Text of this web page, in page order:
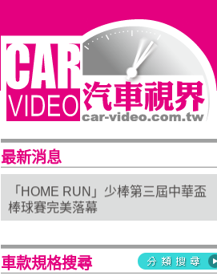
最新消息
普利司通穩馭前行 四大系列改款齊發
進化未來
「HOME RUN」少棒第三屆中華盃
棒球賽完美落幕
亞太首座 Stellantis Brand House 據
Suzuki 新北土城旗艦店盛大開幕
Isuzu屏東2S新據點開幕 強化南台灣
車款規格搜尋